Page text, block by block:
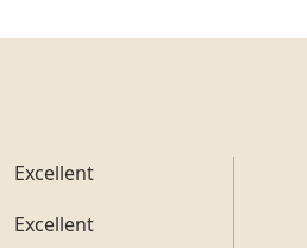
Excellent
Excellent